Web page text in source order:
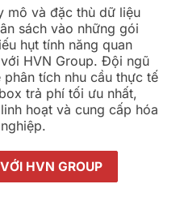
mô và đặc thù dữ liệu
sách vào những gói
hụt tính năng quan
HVN Group. Đội ngũ
tích nhu cầu thực tế
trả phí tối ưu nhất,
hoạt và cung cấp hóa
HVN GROUP